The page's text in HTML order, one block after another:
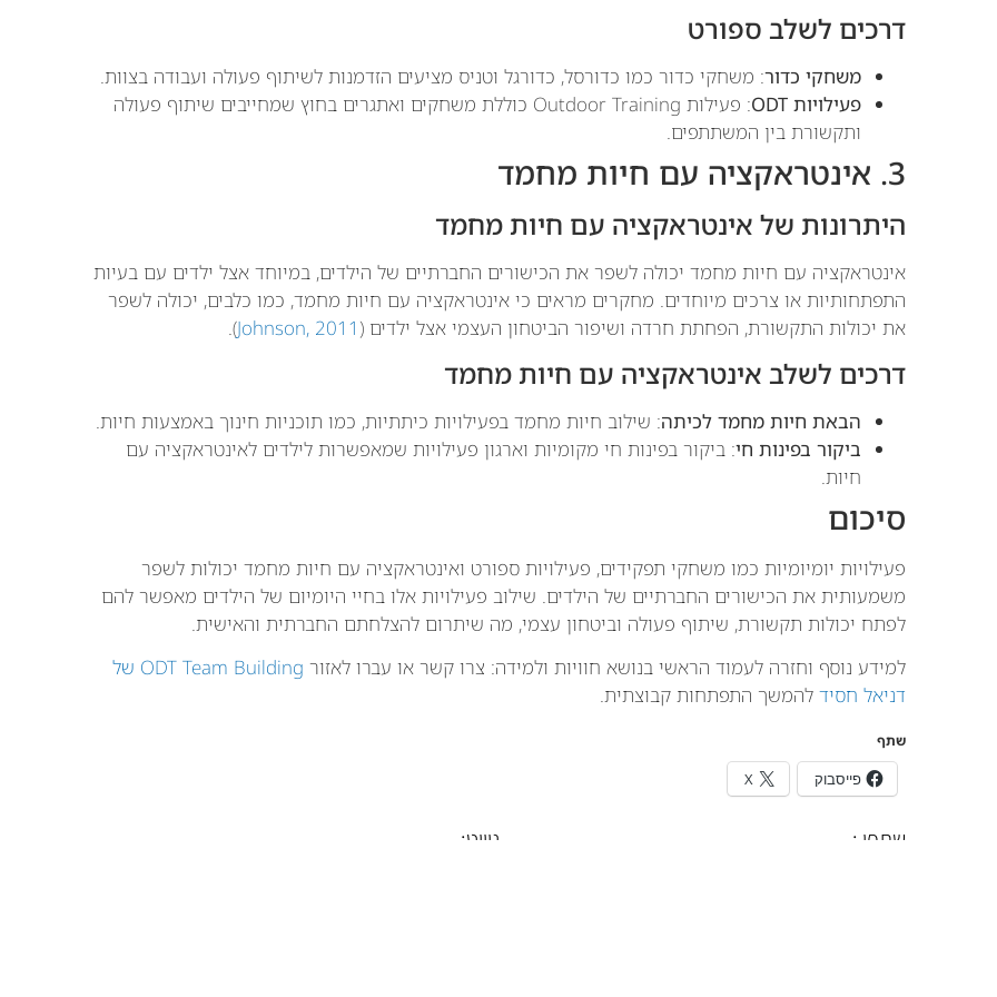
דרכים לשלב ספורט
משחקי כדור: משחקי כדור כמו כדורסל, כדורגל וטניס מציעים הזדמנות לשיתוף פעולה ועבודה בצוות.
פעילויות ODT
: פעילות Outdoor Training כוללת משחקים ואתגרים בחוץ שמחייבים שיתוף פעולה
ותקשורת בין המשתתפים.
3. אינטראקציה עם חיות מחמד
היתרונות של אינטראקציה עם חיות מחמד
אינטראקציה עם חיות מחמד יכולה לשפר את הכישורים החברתיים של הילדים, במיוחד אצל ילדים עם בעיות
התפתחותיות או צרכים מיוחדים. מחקרים מראים כי אינטראקציה עם חיות מחמד, כמו כלבים, יכולה לשפר
את יכולות התקשורת, הפחתת חרדה ושיפור הביטחון העצמי אצל ילדים ( Johnson, 2011
).
דרכים לשלב אינטראקציה עם חיות מחמד
הבאת חיות מחמד לכיתה: שילוב חיות מחמד בפעילויות כיתתיות, כמו תוכניות חינוך באמצעות חיות.
ביקור בפינות חי: ביקור בפינות חי מקומיות וארגון פעילויות שמאפשרות לילדים לאינטראקציה עם
חיות.
סיכום
פעילויות יומיומיות כמו משחקי תפקידים, פעילויות ספורט ואינטראקציה עם חיות מחמד יכולות לשפר
משמעותית את הכישורים החברתיים של הילדים. שילוב פעילויות אלו בחיי היומיום של הילדים מאפשר להם
לפתח יכולות תקשורת, שיתוף פעולה וביטחון עצמי, מה שיתרום להצלחתם החברתית והאישית.
למידע נוסף וחזרה לעמוד הראשי בנושא חוויות ולמידה: צרו קשר או עברו לאזור
ODT Team Building של
דניאל חסיד להמשך התפתחות קבוצתית.
שתף
פייסבוק X
שתפו : ניווט: